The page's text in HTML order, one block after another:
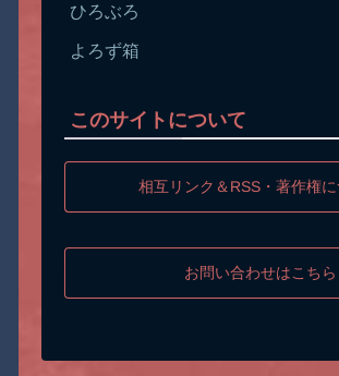
ひろぶろ
よろず箱
このサイトについて
相互リンク＆RSS・著作権
お問い合わせはこちら